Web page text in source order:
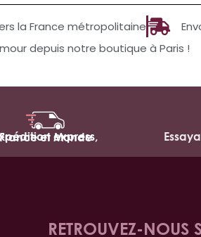
la France métropolitaine
depuis notre boutique à Paris !
express,
et Monde
RETROUVEZ-NOUS